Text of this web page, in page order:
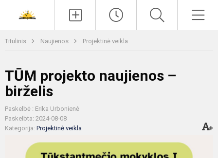
Titulinis Naujienos Projektinė veikla
TŪM projekto naujienos –
birželis
Paskelbė : Erika Urbonienė
Paskelbta: 2024-08-08
Kategorija: Projektinė veikla